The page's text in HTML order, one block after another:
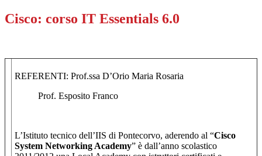
Cisco: corso IT Essentials 6.0
REFERENTI: Prof.ssa D’Orio Maria Rosaria
Prof. Esposito Franco
L’Istituto tecnico dell’IIS di Pontecorvo, aderendo al “Cisco
System Networking Academy” è dall’anno scolastico